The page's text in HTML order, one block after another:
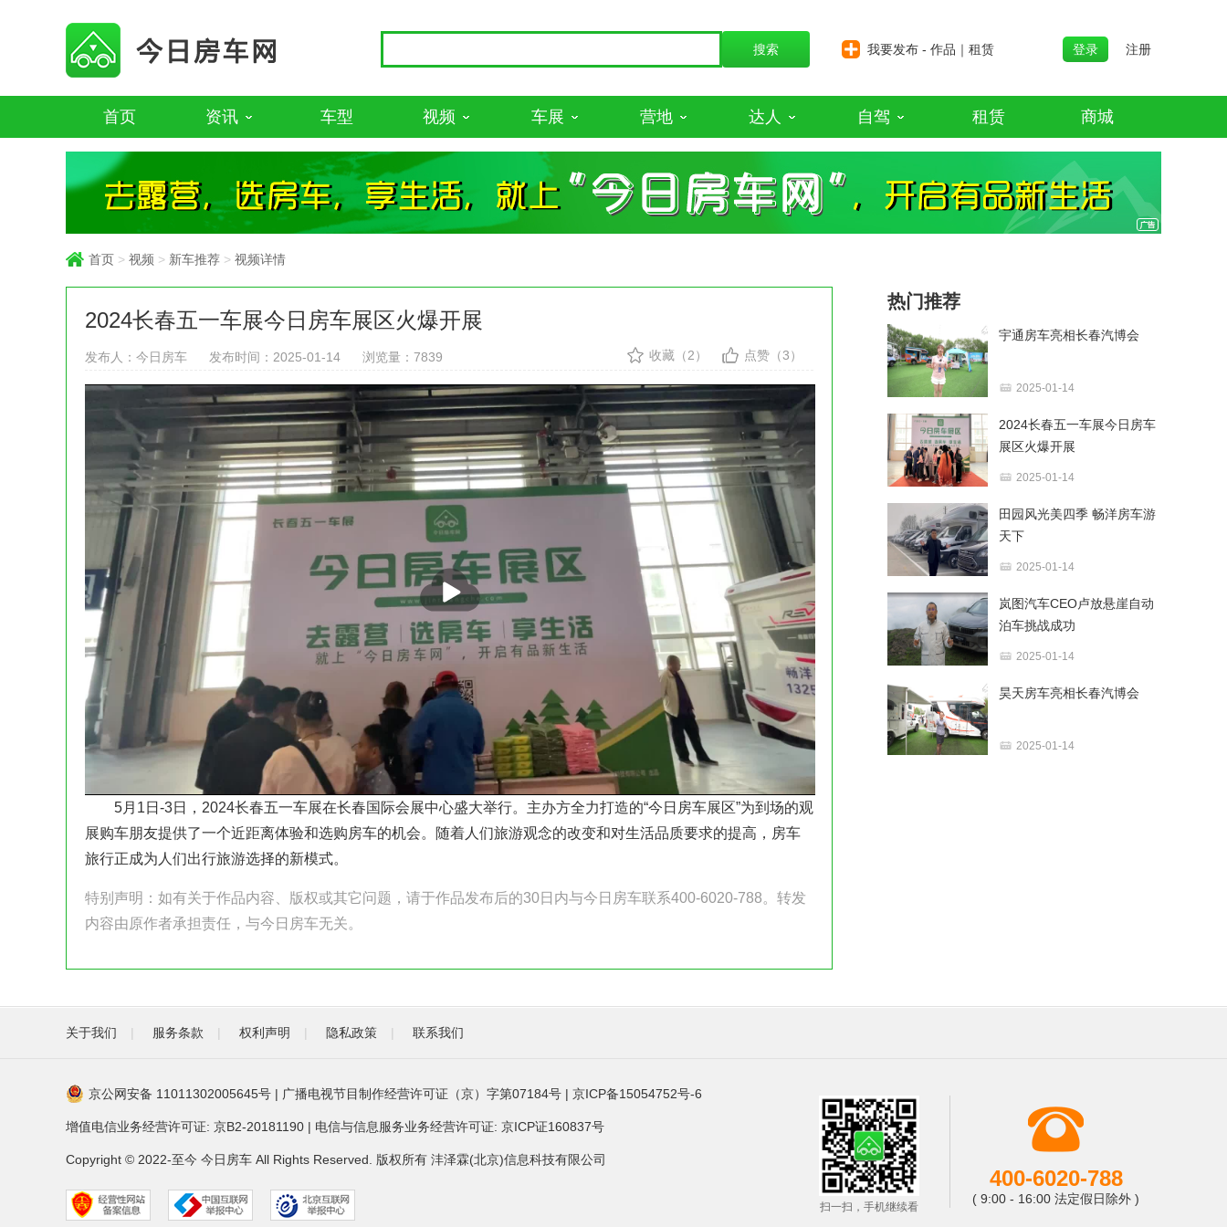
我要发布 - 作品｜租赁 注册
登录
首页 资讯 车型 视频 车展 营地 达人 自驾 租赁 商城
首页 > 视频 > 新车推荐 > 视频详情
2024长春五一车展今日房车展区火爆开展
发布人：今日房车 发布时间：2025-01-14 浏览量：7839 点赞（3）
收藏（2）
播
放
5月1日-3日，2024长春五一车展在长春国际会展中心盛大举行。主办方全力打造的“今日房车展区”为到场的观
展购车朋友提供了一个近距离体验和选购房车的机会。随着人们旅游观念的改变和对生活品质要求的提高，房车
旅行正成为人们出行旅游选择的新模式。
特别声明：如有关于作品内容、版权或其它问题，请于作品发布后的30日内与今日房车联系400-6020-788。转发
内容由原作者承担责任，与今日房车无关。
热门推荐
宇通房车亮相长春汽博会
2025-01-14
2024长春五一车展今日房车
展区火爆开展
2025-01-14
田园风光美四季 畅洋房车游
天下
2025-01-14
岚图汽车CEO卢放悬崖自动
泊车挑战成功
2025-01-14
昊天房车亮相长春汽博会
2025-01-14
关于我们 | 服务条款 | 权利声明 | 隐私政策 | 联系我们
京公网安备 11011302005645号 | 广播电视节目制作经营许可证（京）字第07184号 | 京ICP备15054752号-6
增值电信业务经营许可证: 京B2-20181190 | 电信与信息服务业务经营许可证: 京ICP证160837号
Copyright © 2022-至今 今日房车 All Rights Reserved. 版权所有 沣泽霖(北京)信息科技有限公司
400-6020-788
( 9:00 - 16:00 法定假日除外 )
扫一扫，手机继续看